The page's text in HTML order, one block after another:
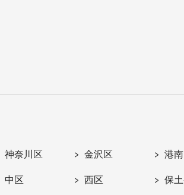
神奈川区 金沢区 港
中区 西区 保